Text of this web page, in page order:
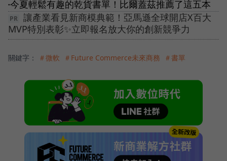
●今夏輕鬆有趣的乾貨書單！比爾蓋茲推薦了這五本
讓產業看見新商模典範！亞馬遜全球開店X百大
MVP特別表彰✨立即報名放大你的創新競爭力
關鍵字： ＃微軟 ＃Future Commerce未來商務 ＃書單